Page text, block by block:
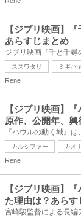
【ジブリ映画】
あらすじまとめ
ススワタリ ミギハ
Rene
【ジブリ映画】
原作、公開年、
カルシファー カオ
Rene
【ジブリ映画】
た理由は？あらす